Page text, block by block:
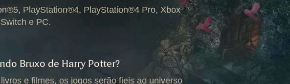
PlayStation®4, PlayStation®4 Pro, Xbox
e PC.
Bruxo de Harry Potter?
e filmes, os jogos serão fieis ao universo